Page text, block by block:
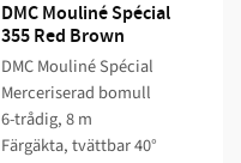
DMC Mouliné Spécial
355 Red Brown
DMC Mouliné Spécial
Merceriserad bomull
6-trådig, 8 m
Färgäkta, tvättbar 40°